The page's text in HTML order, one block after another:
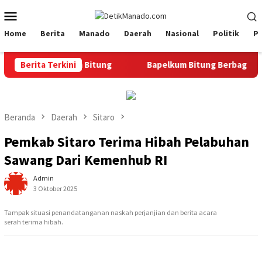
ke
kontenMobile
Home Berita Manado Daerah Nasional Politik
Berita Terkini
di Bapelkum Bitung ‎Bapelkum Bitung Berbagi,
Beranda Daerah Sitaro
Pemkab Sitaro Terima Hibah Pelabuhan
Sawang Dari Kemenhub RI
Admin
3 Oktober 2025
Tampak situasi penandatanganan naskah perjanjian dan berita acara
serah terima hibah.